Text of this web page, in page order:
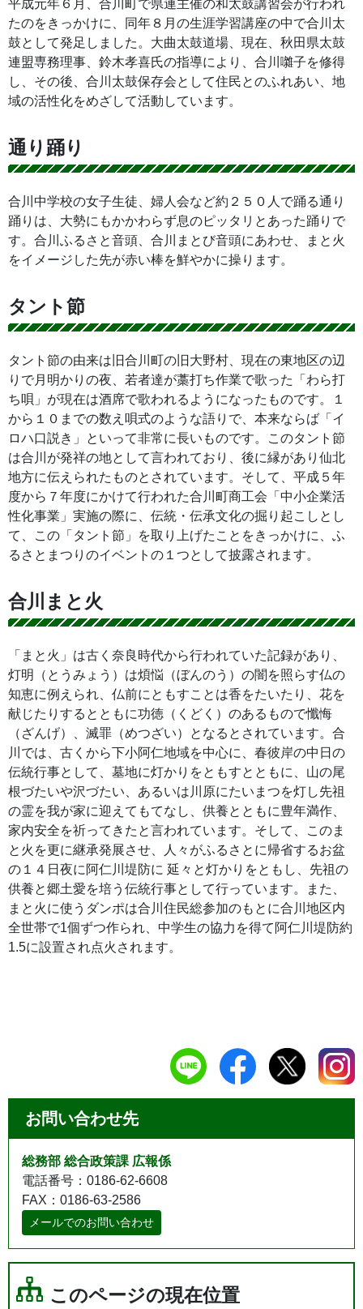
平成元年６月、合川町で県連主催の和太鼓講習会が行われ
たのをきっかけに、同年８月の生涯学習講座の中で合川太
鼓として発足しました。大曲太鼓道場、現在、秋田県太鼓
連盟専務理事、鈴木孝喜氏の指導により、合川囃子を修得
し、その後、合川太鼓保存会として住民とのふれあい、地
域の活性化をめざして活動しています。
通り踊り
合川中学校の女子生徒、婦人会など約２５０人で踊る通り
踊りは、大勢にもかかわらず息のピッタリとあった踊りで
す。合川ふるさと音頭、合川まとび音頭にあわせ、まと火
をイメージした先が赤い棒を鮮やかに操ります。
タント節
タント節の由来は旧合川町の旧大野村、現在の東地区の辺
りで月明かりの夜、若者達が藁打ち作業で歌った「わら打
ち唄」が現在は酒席で歌われるようになったものです。１
から１０までの数え唄式のような語りで、本来ならば「イ
ロハ口説き」といって非常に長いものです。このタント節
は合川が発祥の地として言われており、後に縁があり仙北
地方に伝えられたものとされています。そして、平成５年
度から７年度にかけて行われた合川町商工会「中小企業活
性化事業」実施の際に、伝統・伝承文化の掘り起こしとし
て、この「タント節」を取り上げたことをきっかけに、ふ
るさとまつりのイベントの１つとして披露されます。
合川まと火
「まと火」は古く奈良時代から行われていた記録があり、
灯明（とうみょう）は煩悩（ぼんのう）の闇を照らす仏の
知恵に例えられ、仏前にともすことは香をたいたり、花を
献じたりするとともに功徳（くどく）のあるもので懺悔
（ざんげ）、滅罪（めつざい）となるとされています。合
川では、古くから下小阿仁地域を中心に、春彼岸の中日の
伝統行事として、墓地に灯かりをともすとともに、山の尾
根づたいや沢づたい、あるいは川原にたいまつを灯し先祖
の霊を我が家に迎えてもてなし、供養とともに豊年満作、
家内安全を祈ってきたと言われています。そして、このま
と火を更に継承発展させ、人々がふるさとに帰省するお盆
の１４日夜に阿仁川堤防に 延々と灯かりをともし、先祖の
供養と郷土愛を培う伝統行事として行っています。また、
まと火に使うダンポは合川住民総参加のもとに合川地区内
全世帯で1個ずつ作られ、中学生の協力を得て阿仁川堤防約
1.5に設置され点火されます。
お問い合わせ先
総務部 総合政策課 広報係
電話番号：0186-62-6608
FAX：0186-63-2586
メールでのお問い合わせ
このページの現在位置